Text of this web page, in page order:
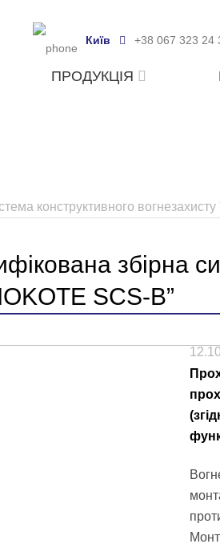
Київ +38 067 323 24
ПРОДУКЦІЯ
конструктивного
збірна
SCS-В”